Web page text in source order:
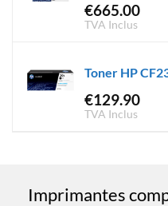
€665.00
TVA Inclus
Toner HP
€129.90
TVA Inclus
Imprimantes